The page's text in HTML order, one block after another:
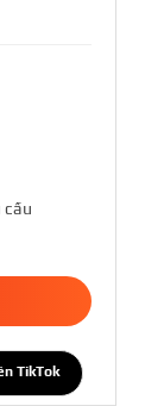
cầu
TikTok